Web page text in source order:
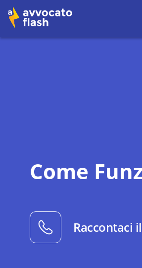
Come
Raccontaci